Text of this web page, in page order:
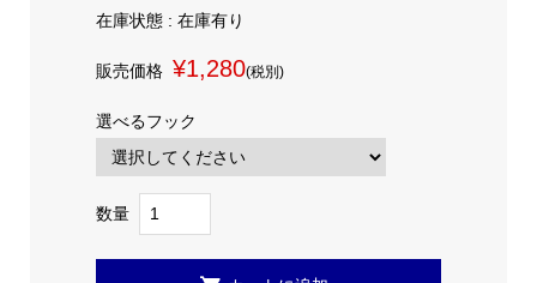
在庫状態 : 在庫有り
販売価格 ¥1,280(税別)
選べるフック
数量